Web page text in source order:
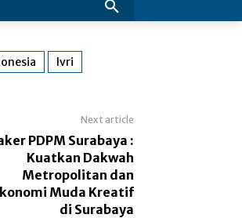
lvri
Next article
PDPM Surabaya :
Kuatkan Dakwah
Metropolitan dan
Muda Kreatif
di Surabaya